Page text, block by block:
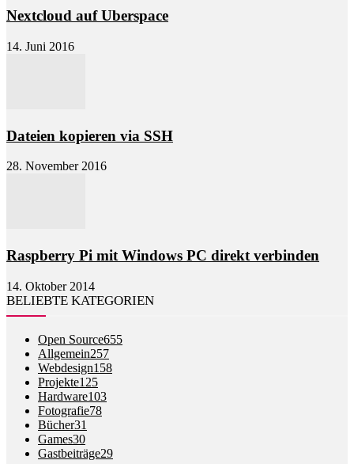
Nextcloud auf Uberspace
14. Juni 2016
Dateien kopieren via SSH
28. November 2016
Raspberry Pi mit Windows PC direkt verbinden
14. Oktober 2014
BELIEBTE KATEGORIEN
Open Source655
Allgemein257
Webdesign158
Projekte125
Hardware103
Fotografie78
Bücher31
Games30
Gastbeiträge29